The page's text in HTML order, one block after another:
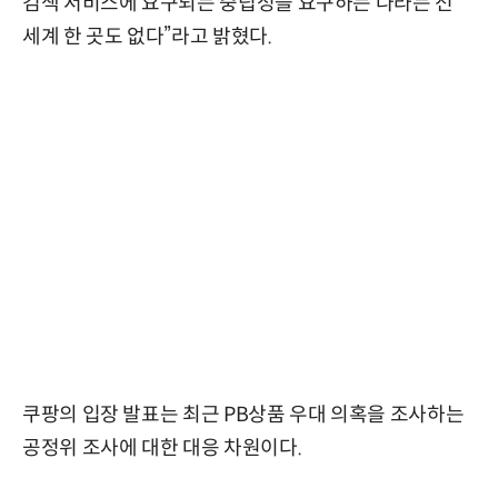
세계 한 곳도 없다”라고 밝혔다.
쿠팡의 입장 발표는 최근 PB상품 우대 의혹을 조사하는
공정위 조사에 대한 대응 차원이다.